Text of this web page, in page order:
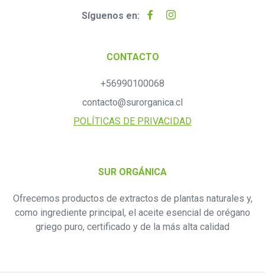
Síguenos en:
CONTACTO
+56990100068
contacto@surorganica.cl
POLÍTICAS DE PRIVACIDAD
SUR ORGÁNICA
Ofrecemos productos de extractos de plantas naturales y,
como ingrediente principal, el aceite esencial de orégano
griego puro, certificado y de la más alta calidad